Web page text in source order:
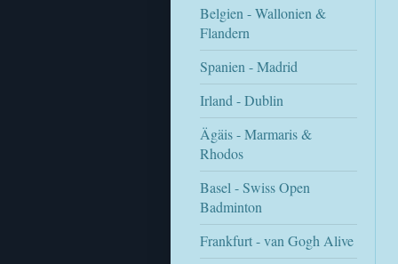
Belgien - Wallonien &
Flandern
Spanien - Madrid
Irland - Dublin
Ägäis - Marmaris &
Rhodos
Basel - Swiss Open
Badminton
Frankfurt - van Gogh Alive